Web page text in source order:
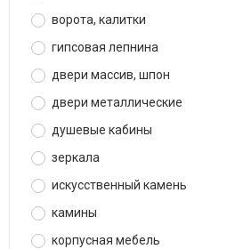
ворота, калитки
гипсовая лепнина
двери массив, шпон
двери металлические
душевые кабины
зеркала
искусственный камень
камины
корпусная мебель